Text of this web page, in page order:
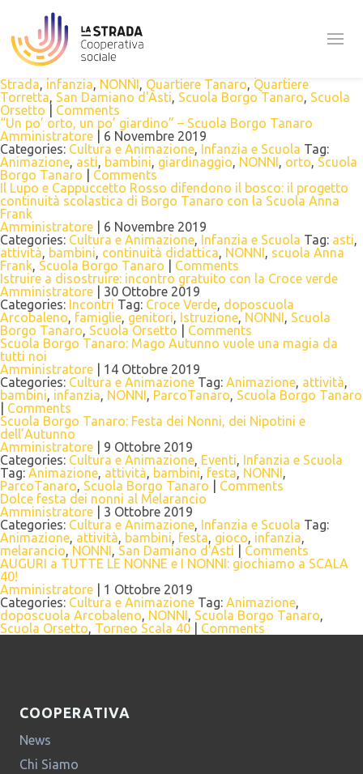
Buona Pasqua dai Nonni della Casa di riposo “S. Aluffi” e dai
Bambini dei Servizi per l’infanzia della coop. La Strada
Amministratore |9 Aprile 2020
Categories:
Articoli Tag:
bambini
Strada, infanzia, NONNI, Quartiere Tanaro, Quartiere
Torretta, San Damiano d'Asti, Scuola Borgo Tanaro, Scuola
Orsetto
Comments
“Un po’ orto, un po’ giardino” – Scuola Borgo Tanaro
Amministratore
6 Novembre 2019
Categories: Cultura e Animazione, Infanzia e Scuola Tag:
Animazione, asti, bambini, giardinaggio, NONNI, orto, Scuola
Borgo Tanaro
Comments
Il Lupo e Cappuccetto Rosso difendono il bosco: il progetto
continuità scolastica di Borgo Tanaro con la Scuola Anna
Frank
Amministratore
6 Novembre 2019
Categories: Cultura e Animazione, Infanzia e Scuola Tag: asti,
attività, bambini, continuità didattica, NONNI, scuola Anna
Frank, Scuola Borgo Tanaro
Comments
Istruire a disostruire: incontro gratuito con la Croce verde
Amministratore
30 Ottobre 2019
Categories: Incontri Tag: Croce Verde, doposcuola
Arcobaleno, famiglie, genitori, Istruzione, NONNI, Scuola
Borgo Tanaro, Scuola Orsetto
Comments
Scuola Borgo Tanaro: Mago Autunno vuole una magia da
tutti noi
Amministratore
14 Ottobre 2019
Categories: Cultura e Animazione Tag: Animazione, attività,
bambini, infanzia, NONNI, ParcoTanaro, Scuola Borgo Tanaro
Comments
Scuola Borgo Tanaro: Festa dei Nonni, dei Nipotini e
dell’Autunno
Amministratore
9 Ottobre 2019
Categories: Cultura e Animazione, Eventi, Infanzia e Scuola
Tag: Animazione, attività, bambini, festa, NONNI,
ParcoTanaro, Scuola Borgo Tanaro
Comments
Dolce festa dei nonni al Melarancio
Amministratore
3 Ottobre 2019
Categories: Cultura e Animazione, Infanzia e Scuola Tag:
Animazione, attività, bambini, festa, gioco, infanzia,
melarancio, NONNI, San Damiano d'Asti
Comments
AUGURI a TUTTE LE NONNE e I NONNI: giochiamo a SCALA
40!
Amministratore
1 Ottobre 2019
Categories: Cultura e Animazione Tag: Animazione,
doposcuola Arcobaleno, NONNI, Scuola Borgo Tanaro,
Scuola Orsetto, Torneo Scala 40 Comments
COOPERATIVA
News
Chi Siamo